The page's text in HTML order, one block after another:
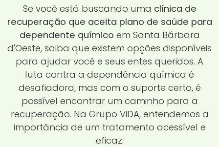
Se você está buscando uma clínica de
recuperação que aceita plano de saúde para
dependente químico em Santa Bárbara
d'Oeste, saiba que existem opções disponíveis
para ajudar você e seus entes queridos. A
luta contra a dependência química é
desafiadora, mas com o suporte certo, é
possível encontrar um caminho para a
recuperação. Na Grupo ViDA, entendemos a
importância de um tratamento acessível e
eficaz.